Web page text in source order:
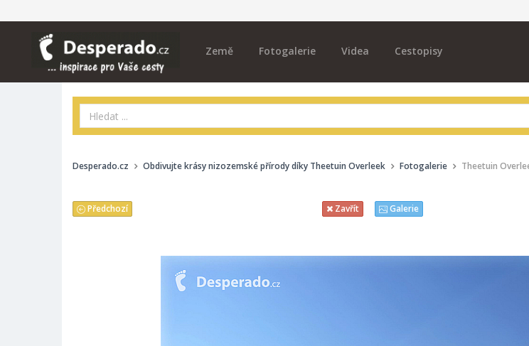
Země Fotogalerie Videa Cestopisy
Desperado.cz Obdivujte krásy nizozemské přírody díky Theetuin Overleek Fotogalerie Theetuin
Předchozí Zavřít Galerie